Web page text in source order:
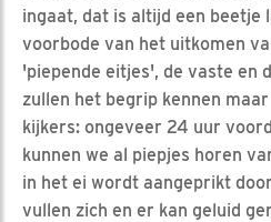
ingaat, dat is altijd een beetje
voorbode van het uitkomen
'piepende eitjes', de vaste en
zullen het begrip kennen
kijkers: ongeveer 24 uur
kunnen we al piepjes horen
in het ei wordt aangeprikt
vullen zich en er kan geluid